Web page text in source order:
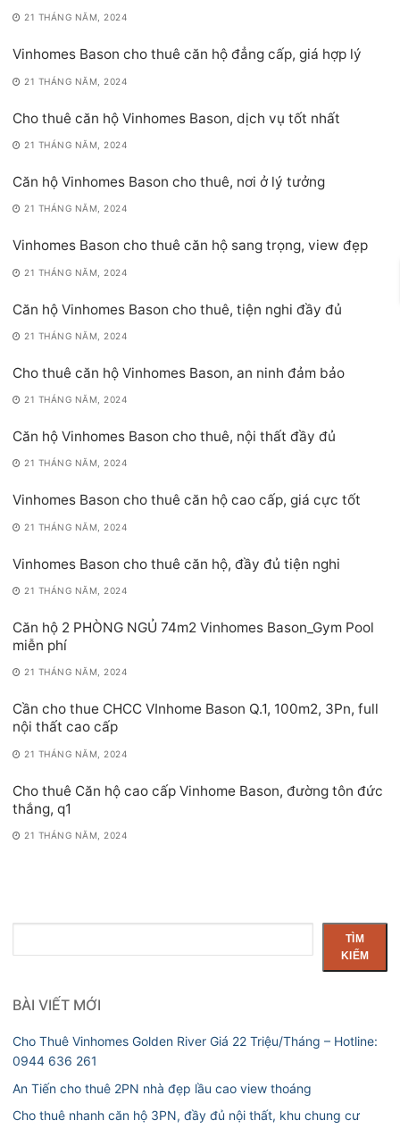
21 THÁNG NĂM, 2024
Vinhomes Bason cho thuê căn hộ đẳng cấp, giá hợp lý
21 THÁNG NĂM, 2024
Cho thuê căn hộ Vinhomes Bason, dịch vụ tốt nhất
21 THÁNG NĂM, 2024
Căn hộ Vinhomes Bason cho thuê, nơi ở lý tưởng
21 THÁNG NĂM, 2024
Vinhomes Bason cho thuê căn hộ sang trọng, view đẹp
21 THÁNG NĂM, 2024
Căn hộ Vinhomes Bason cho thuê, tiện nghi đầy đủ
21 THÁNG NĂM, 2024
Cho thuê căn hộ Vinhomes Bason, an ninh đảm bảo
21 THÁNG NĂM, 2024
Căn hộ Vinhomes Bason cho thuê, nội thất đầy đủ
21 THÁNG NĂM, 2024
Vinhomes Bason cho thuê căn hộ cao cấp, giá cực tốt
21 THÁNG NĂM, 2024
Vinhomes Bason cho thuê căn hộ, đầy đủ tiện nghi
21 THÁNG NĂM, 2024
Căn hộ 2 PHÒNG NGỦ 74m2 Vinhomes Bason_Gym Pool
miễn phí
21 THÁNG NĂM, 2024
Cần cho thue CHCC VInhome Bason Q.1, 100m2, 3Pn, full
nội thất cao cấp
21 THÁNG NĂM, 2024
Cho thuê Căn hộ cao cấp Vinhome Bason, đường tôn đức
thắng, q1
21 THÁNG NĂM, 2024
kiếm
TÌM
KIẾM
BÀI VIẾT MỚI
Cho Thuê Vinhomes Golden River Giá 22 Triệu/Tháng – Hotline:
0944 636 261
An Tiến cho thuê 2PN nhà đẹp lầu cao view thoáng
Cho thuê nhanh căn hộ 3PN, đầy đủ nội thất, khu chung cư